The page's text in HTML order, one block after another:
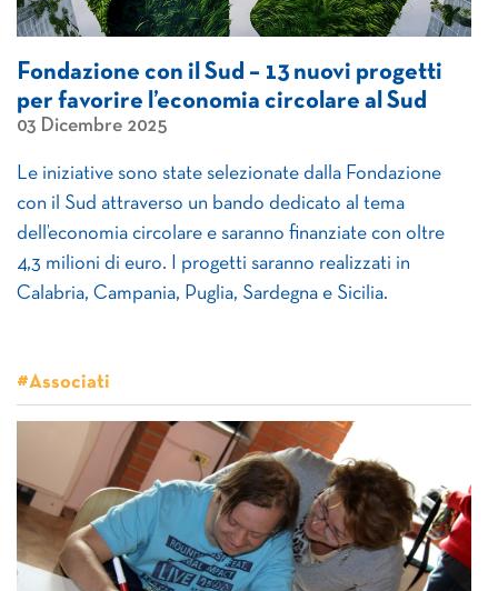
Fondazione con il Sud – 13 nuovi progetti
per favorire l’economia circolare al Sud
03 Dicembre 2025
Le iniziative sono state selezionate dalla Fondazione
con il Sud attraverso un bando dedicato al tema
dell’economia circolare e saranno finanziate con oltre
4,3 milioni di euro. I progetti saranno realizzati in
Calabria, Campania, Puglia, Sardegna e Sicilia.
#Associati